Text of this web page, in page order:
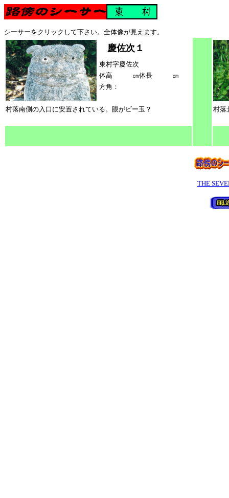
シーサーをクリックして下さい。全体像が見えます。
慶佐次１
東村字慶佐次
体高 ㎝体長 ㎝
方角：
村落南側の入口に安置されている。眼がビー玉？ 村落
THE